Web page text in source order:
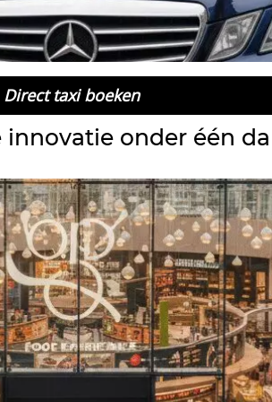
Direct taxi boeken
innovatie onder één